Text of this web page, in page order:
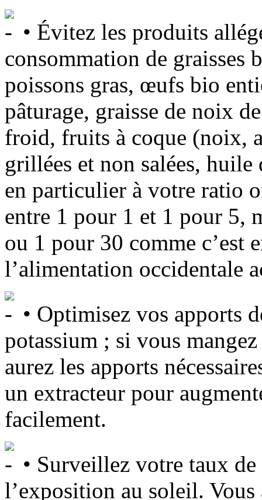
• Évitez les produits
consommation de graisses
poissons gras, œufs bio
pâturage, graisse de noix
froid, fruits à coque (noix,
grillées et non salées,
en particulier à votre ratio
entre 1 pour 1 et 1 pour 5,
ou 1 pour 30 comme c’est
l’alimentation occidentale
• Optimisez vos apports
potassium ; si vous
aurez les apports
un extracteur pour
facilement.
• Surveillez votre taux
l’exposition au soleil.